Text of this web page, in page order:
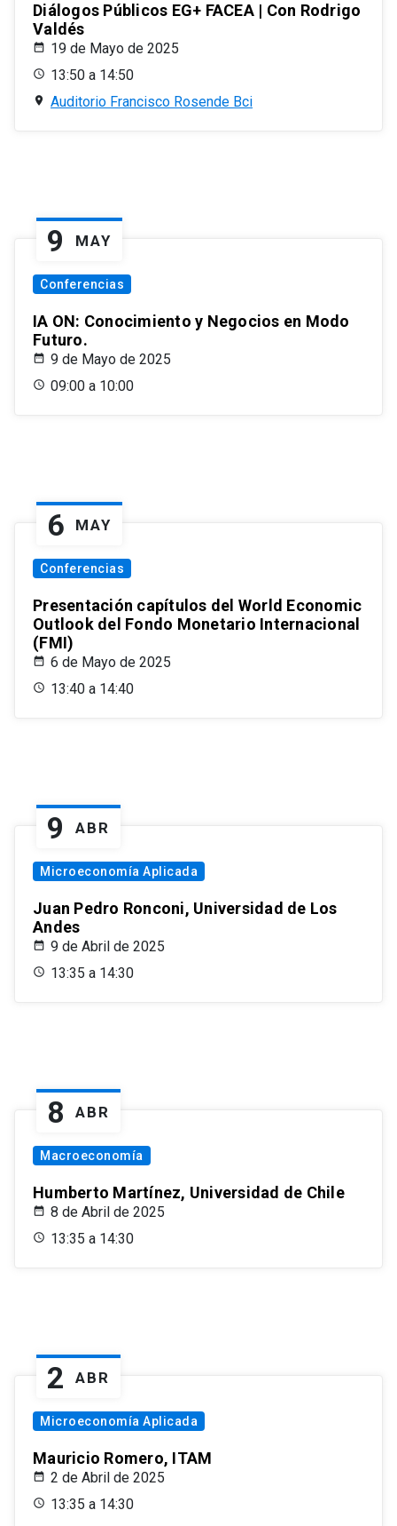
Diálogos Públicos EG+ FACEA | Con Rodrigo
Valdés
19 de Mayo de 2025
13:50 a 14:50
Auditorio Francisco Rosende Bci
9 MAY
Conferencias
IA ON: Conocimiento y Negocios en Modo
Futuro.
9 de Mayo de 2025
09:00 a 10:00
6 MAY
Conferencias
Presentación capítulos del World Economic
Outlook del Fondo Monetario Internacional
(FMI)
6 de Mayo de 2025
13:40 a 14:40
9 ABR
Microeconomía Aplicada
Juan Pedro Ronconi, Universidad de Los
Andes
9 de Abril de 2025
13:35 a 14:30
8 ABR
Macroeconomía
Humberto Martínez, Universidad de Chile
8 de Abril de 2025
13:35 a 14:30
2 ABR
Microeconomía Aplicada
Mauricio Romero, ITAM
2 de Abril de 2025
13:35 a 14:30